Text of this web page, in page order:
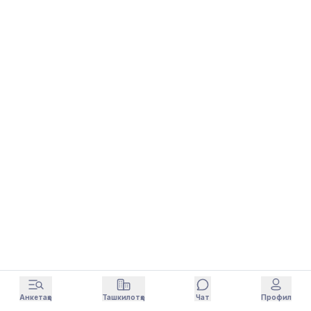
Анкетаҳо Ташкилотҳо Чат Профил